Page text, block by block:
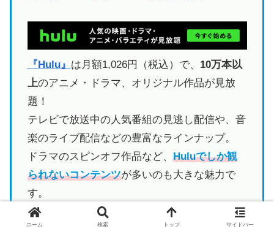
『Hulu』 は月額1,026円（税込）で、 10万本以
上のアニメ・ドラマ、オリジナル作品が見放
題！
テレビで放送中の人気番組の見逃し配信や、音
楽のライブ配信などの豊富なラインナップ。
ドラマのスピンオフ作品など、 Huluでしか観
られないコンテンツが多いのも大きな魅力で
す。
ホーム 検索 トップ サイドバー